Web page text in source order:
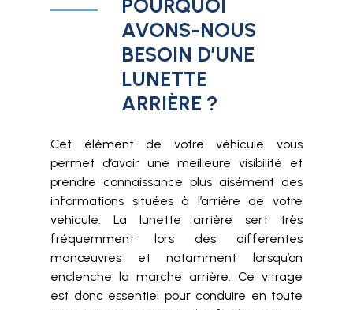
POURQUOI
AVONS-NOUS
BESOIN D’UNE
LUNETTE
ARRIÈRE ?
Cet élément de votre véhicule vous
permet d’avoir une meilleure visibilité et
prendre connaissance plus aisément des
informations situées à l’arrière de votre
véhicule. La lunette arrière sert très
fréquemment lors des différentes
manœuvres et notamment lorsqu’on
enclenche la marche arrière. Ce vitrage
est donc essentiel pour conduire en toute